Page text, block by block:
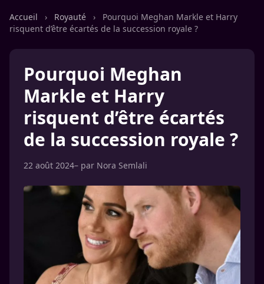
Accueil › Royauté ›
Pourquoi Meghan Markle et Harry
risquent d’être écartés de la succession royale ?
Pourquoi Meghan
Markle et Harry
risquent d’être écartés
de la succession royale ?
22 août 2024– par Nora Semlali